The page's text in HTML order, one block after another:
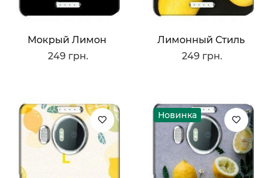
Мокрый Лимон
249 грн.
Лимонный Стиль
249 грн.
Новинка